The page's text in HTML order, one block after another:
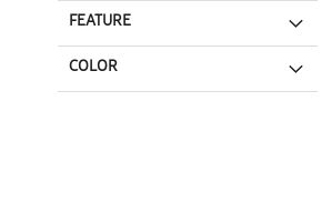
FEATURE
COLOR